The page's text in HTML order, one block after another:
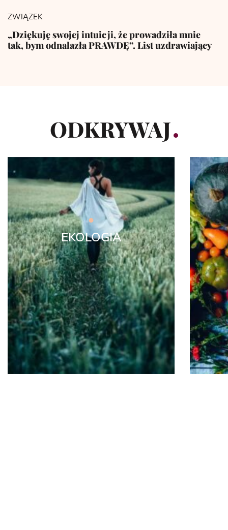
ZWIĄZEK
„Dziękuję swojej intuicji, że prowadziła mnie
tak, bym odnalazła PRAWDĘ”. List uzdrawiający
ODKRYWAJ
EKOLOGIA